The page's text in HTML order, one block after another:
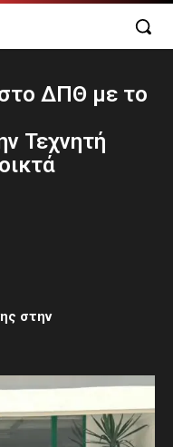
ΔΠΘ με το
Τεχνητή
στην